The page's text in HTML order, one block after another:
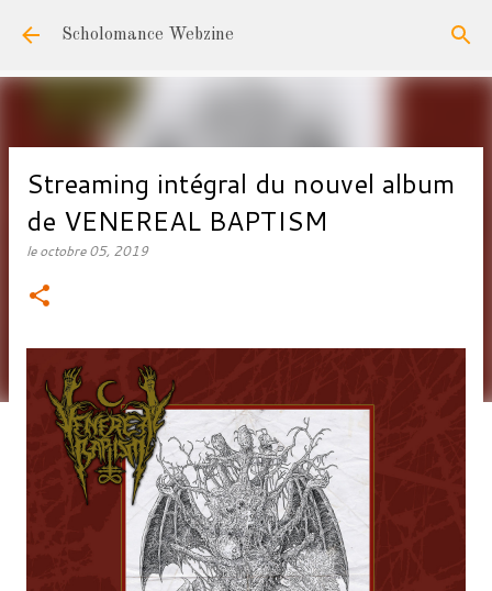
Accéder au contenu principal
Scholomance Webzine
Streaming intégral du nouvel album
de VENEREAL BAPTISM
leoctobre 05, 2019